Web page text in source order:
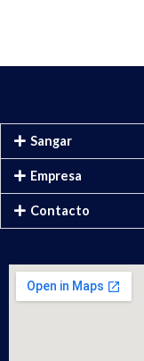
Sangar
Empresa
Contacto